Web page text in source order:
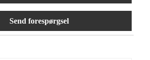
Send forespørgsel